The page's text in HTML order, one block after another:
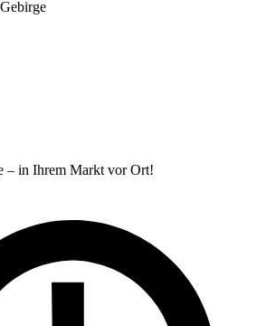
– in Ihrem Markt vor Ort!